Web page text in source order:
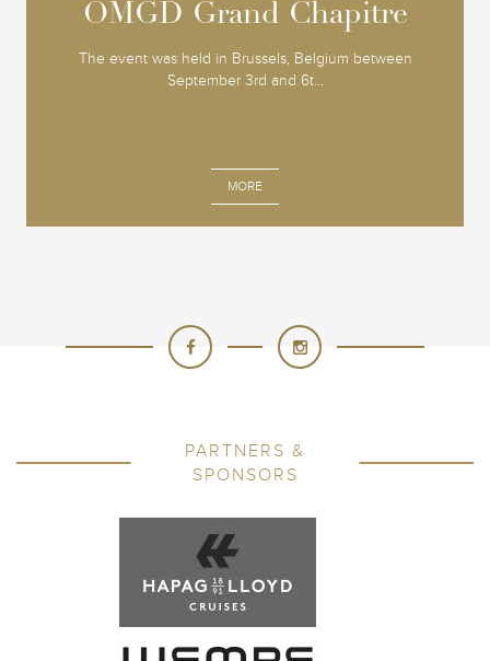
OMGD Grand Chapitre
The event was held in Brussels, Belgium between
September 3rd and 6t...
MORE
OMGD Grand Chapitre
PARTNERS &
SPONSORS